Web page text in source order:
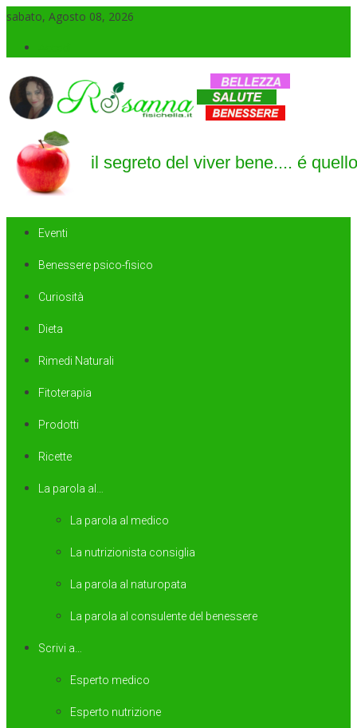
sabato, Agosto 08, 2026
Il blog di Rosanna
il segreto del viver bene…. é quello di saper sorridere sempre
Eventi
Benessere psico-fisico
Curiosità
Dieta
Rimedi Naturali
Fitoterapia
Prodotti
Ricette
La parola al…
La parola al medico
La nutrizionista consiglia
La parola al naturopata
La parola al consulente del benessere
Scrivi a…
Esperto medico
Esperto nutrizione